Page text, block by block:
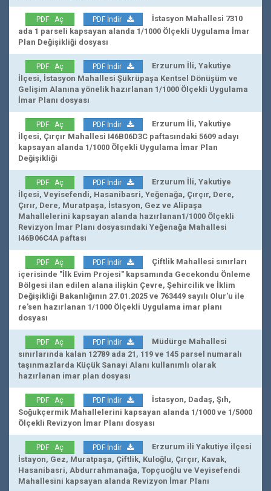
PDF Aç PDF İndir
İstasyon Mahallesi 7310
ada 1 parseli kapsayan alanda 1/1000 Ölçekli Uygulama İmar
Plan Değişikliği dosyası
PDF Aç PDF İndir
Erzurum İli, Yakutiye
İlçesi, İstasyon Mahallesi Şükrüpaşa Kentsel Dönüşüm ve
Gelişim Alanına yönelik hazırlanan 1/1000 Ölçekli Uygulama
İmar Planı dosyası
PDF Aç PDF İndir
Erzurum İli, Yakutiye
İlçesi, Çırçır Mahallesi I46B06D3C paftasındaki 5609 adayı
kapsayan alanda 1/1000 Ölçekli Uygulama İmar Plan
Değişikliği
PDF Aç PDF İndir
Erzurum İli, Yakutiye
İlçesi, Veyisefendi, Hasanibasri, Yeğenağa, Çırçır, Dere,
Çırır, Dere, Muratpaşa, İstasyon, Gez ve Alipaşa
Mahallelerini kapsayan alanda hazırlanan1/1000 Ölçekli
Revizyon İmar Planı dosyasındaki Yeğenağa Mahallesi
I46B06C4A paftası
PDF Aç PDF İndir
Çiftlik Mahallesi sınırları
içerisinde "İlk Evim Projesi" kapsamında Gecekondu Önleme
Bölgesi ilan edilen alana ilişkin Çevre, Şehircilik ve İklim
Değişikliği Bakanlığının 27.01.2025 ve 763449 sayılı Olur'u ile
re'sen hazırlanan 1/1000 Ölçekli Uygulama imar planı
dosyası
PDF Aç PDF İndir
Müdürge Mahallesi
sınırlarında kalan 12789 ada 21, 119 ve 145 parsel numaralı
taşınmazlarda Küçük Sanayi Alanı kullanımlı olarak
hazırlanan imar plan dosyası
PDF Aç PDF İndir
İstasyon, Dadaş, Şıh,
Soğukçermik Mahallelerini kapsayan alanda 1/1000 ve 1/5000
Ölçekli Revizyon İmar Planı dosyası
PDF Aç PDF İndir
Erzurum ili Yakutiye ilçesi
İstayon, Gez, Muratpaşa, Çiftlik, Kuloğlu, Çırçır, Kavak,
Hasanibasri, Abdurrahmanağa, Topçuoğlu ve Veyisefendi
Mahallesini kapsayan alanda Revizyon İmar Planı